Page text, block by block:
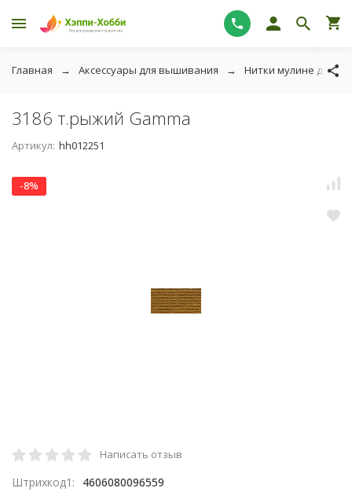
Главная Аксессуары для вышивания Нитки мулине для
3186 т.рыжий Gamma
Артикул: hh012251
-8%
Написать отзыв
Штрихкод1: 4606080096559